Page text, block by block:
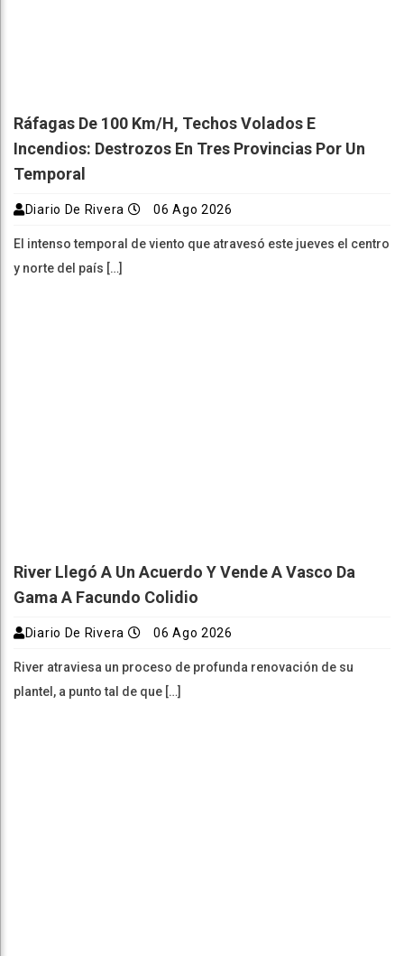
Ráfagas De 100 Km/h, Techos Volados E
Incendios: Destrozos En Tres Provincias Por Un
Temporal
Diario De Rivera 06 Ago 2026
El intenso temporal de viento que atravesó este jueves el centro
y norte del país […]
River Llegó A Un Acuerdo Y Vende A Vasco Da
Gama A Facundo Colidio
Diario De Rivera 06 Ago 2026
River atraviesa un proceso de profunda renovación de su
plantel, a punto tal de que […]